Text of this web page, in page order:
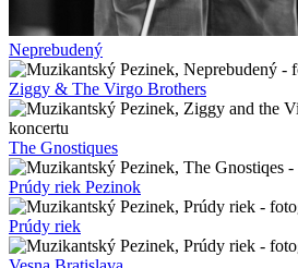
Neprebudený
Ziggy & The Virgo Brothers
The Gnostiques
Prúdy riek Pezinok
Prúdy riek